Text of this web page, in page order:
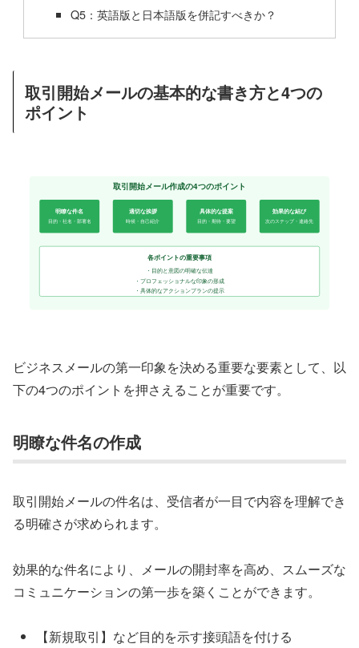
Q5：英語版と日本語版を併記すべきか？
取引開始メールの基本的な書き方と4つの
ポイント
取引開始メール作成の4つのポイント
明瞭な件名
目的・社名・部署名
適切な挨拶
時候・自己紹介
具体的な提案
目的・期待・要望
効果的な結び
次のステップ・連絡先
各ポイントの重要事項
・目的と意図の明確な伝達
・プロフェッショナルな印象の形成
・具体的なアクションプランの提示
ビジネスメールの第一印象を決める重要な要素として、以
下の4つのポイントを押さえることが重要です。
明瞭な件名の作成
取引開始メールの件名は、受信者が一目で内容を理解でき
る明確さが求められます。
効果的な件名により、メールの開封率を高め、スムーズな
コミュニケーションの第一歩を築くことができます。
【新規取引】など目的を示す接頭語を付ける